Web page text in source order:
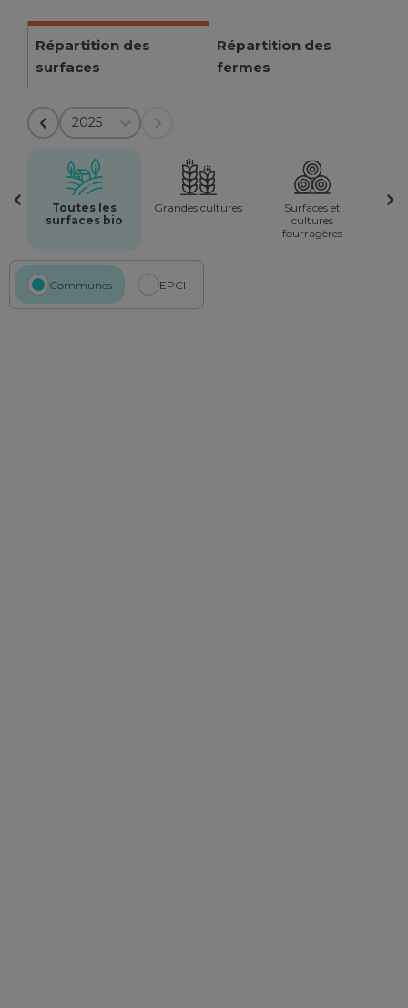
Répartition des
surfaces
Répartition des
fermes
2025
Toutes les
surfaces bio
Grandes cultures
Surfaces et
cultures
fourragères
Communes EPCI